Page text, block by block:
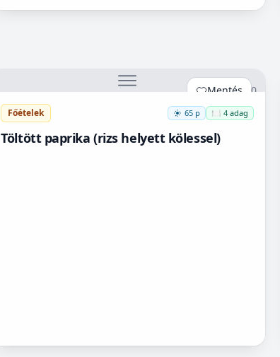
Mentés 0
Főételek 65 p 🍽️ 4 adag
Töltött paprika (rizs helyett kölessel)